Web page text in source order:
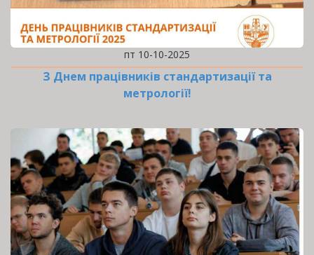
пт 10-10-2025
З Днем працівників стандартизації та
метрології!